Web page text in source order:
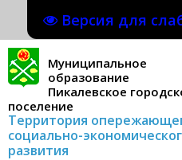
Версия для
Муниципальное
образование
Пикалевское
поселение
Территория
социально-
развития